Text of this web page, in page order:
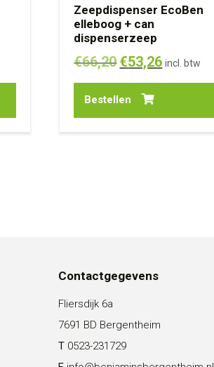
Zeepdispenser EcoBen
elleboog + can
dispenserzeep
€66,20Oorspronkelijke
prijs
was:
€53,26Huidige
prijs
incl. btw
Bestellen
Contactgegevens
Fliersdijk 6a
7691 BD Bergentheim
T 0523-231729